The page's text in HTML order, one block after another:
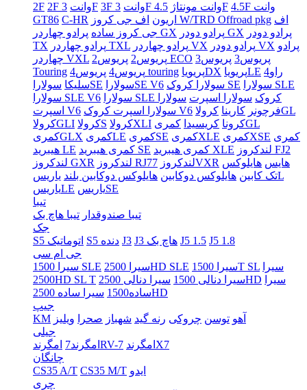
2F
2F وانت3F 3F وانت 3F وانت مونتاژ4.5F
4.5F وانت
GT86 C-HR اریون اف جی کروز W/TRD Offroad pkg اف
جی کروز ساده پرادو چهاردر GX پرادو دودر GX پرادو دودر
TX
پرادو چهاردر TXL پرادو چهاردر VX پرادو دودر VX پرادو
چهاردر VXL
پریوس2 پریوس2 ECO پریوس3
پریوس3
Touring
پریوس4 پریوس4 touring پریویاDX پریویاLE
راو4
سلیکاسولاراSE سولاراSE V6 سولارا کروک SE
سولارا SLE
سولارا SLE V6
سولارا SLE کروک سولارا اسپرت سولارا
اسپرت V6
سولارا اسپرت کروک V6 فرچونر کارینا
کرولاGL
کرولاGLI
کرولاS کرولاXLI کرونا کریسیدا
کمریGL
کمریGLX
کمریLE کمریSE کمریXLE کمریXSE کمری
هیبرید LE
کمری هیبرید SE کمری هیبرید XLE
لندکروز FJ2
لندکروز GXR
لندکروز RJ77 لندکروزVXR هایس هایلوکس
تک کابین هایلوکس دوکابین هایلوکس دوکابین بلند
یاریسL
یاریسLE
یاریسSE
تیبا
تیبا صندوقدار تیبا هاچ بک
جک
S5 اتوماتیک
S5 دنده J3 J3 هاچ بک J5 1.5 J5 1.8
جی ام سی
سیرا 1500 SLE
سیرا 2500HD SLE سیرا 1500T SL
سیرا
2500HD SL T
سیرا دنالی 1500سیرا دنالی 2500HD
سیرا
ساده1500سیرا ساده 2500HD
جیپ
KM
آهو توسن چروکی رنه گید شهباز صحرا
ویلیز
جیلی
امگرند7 امگرندRV-7
امگرندX7
چانگان
CS35 A/T CS35 M/T ایدو
چری